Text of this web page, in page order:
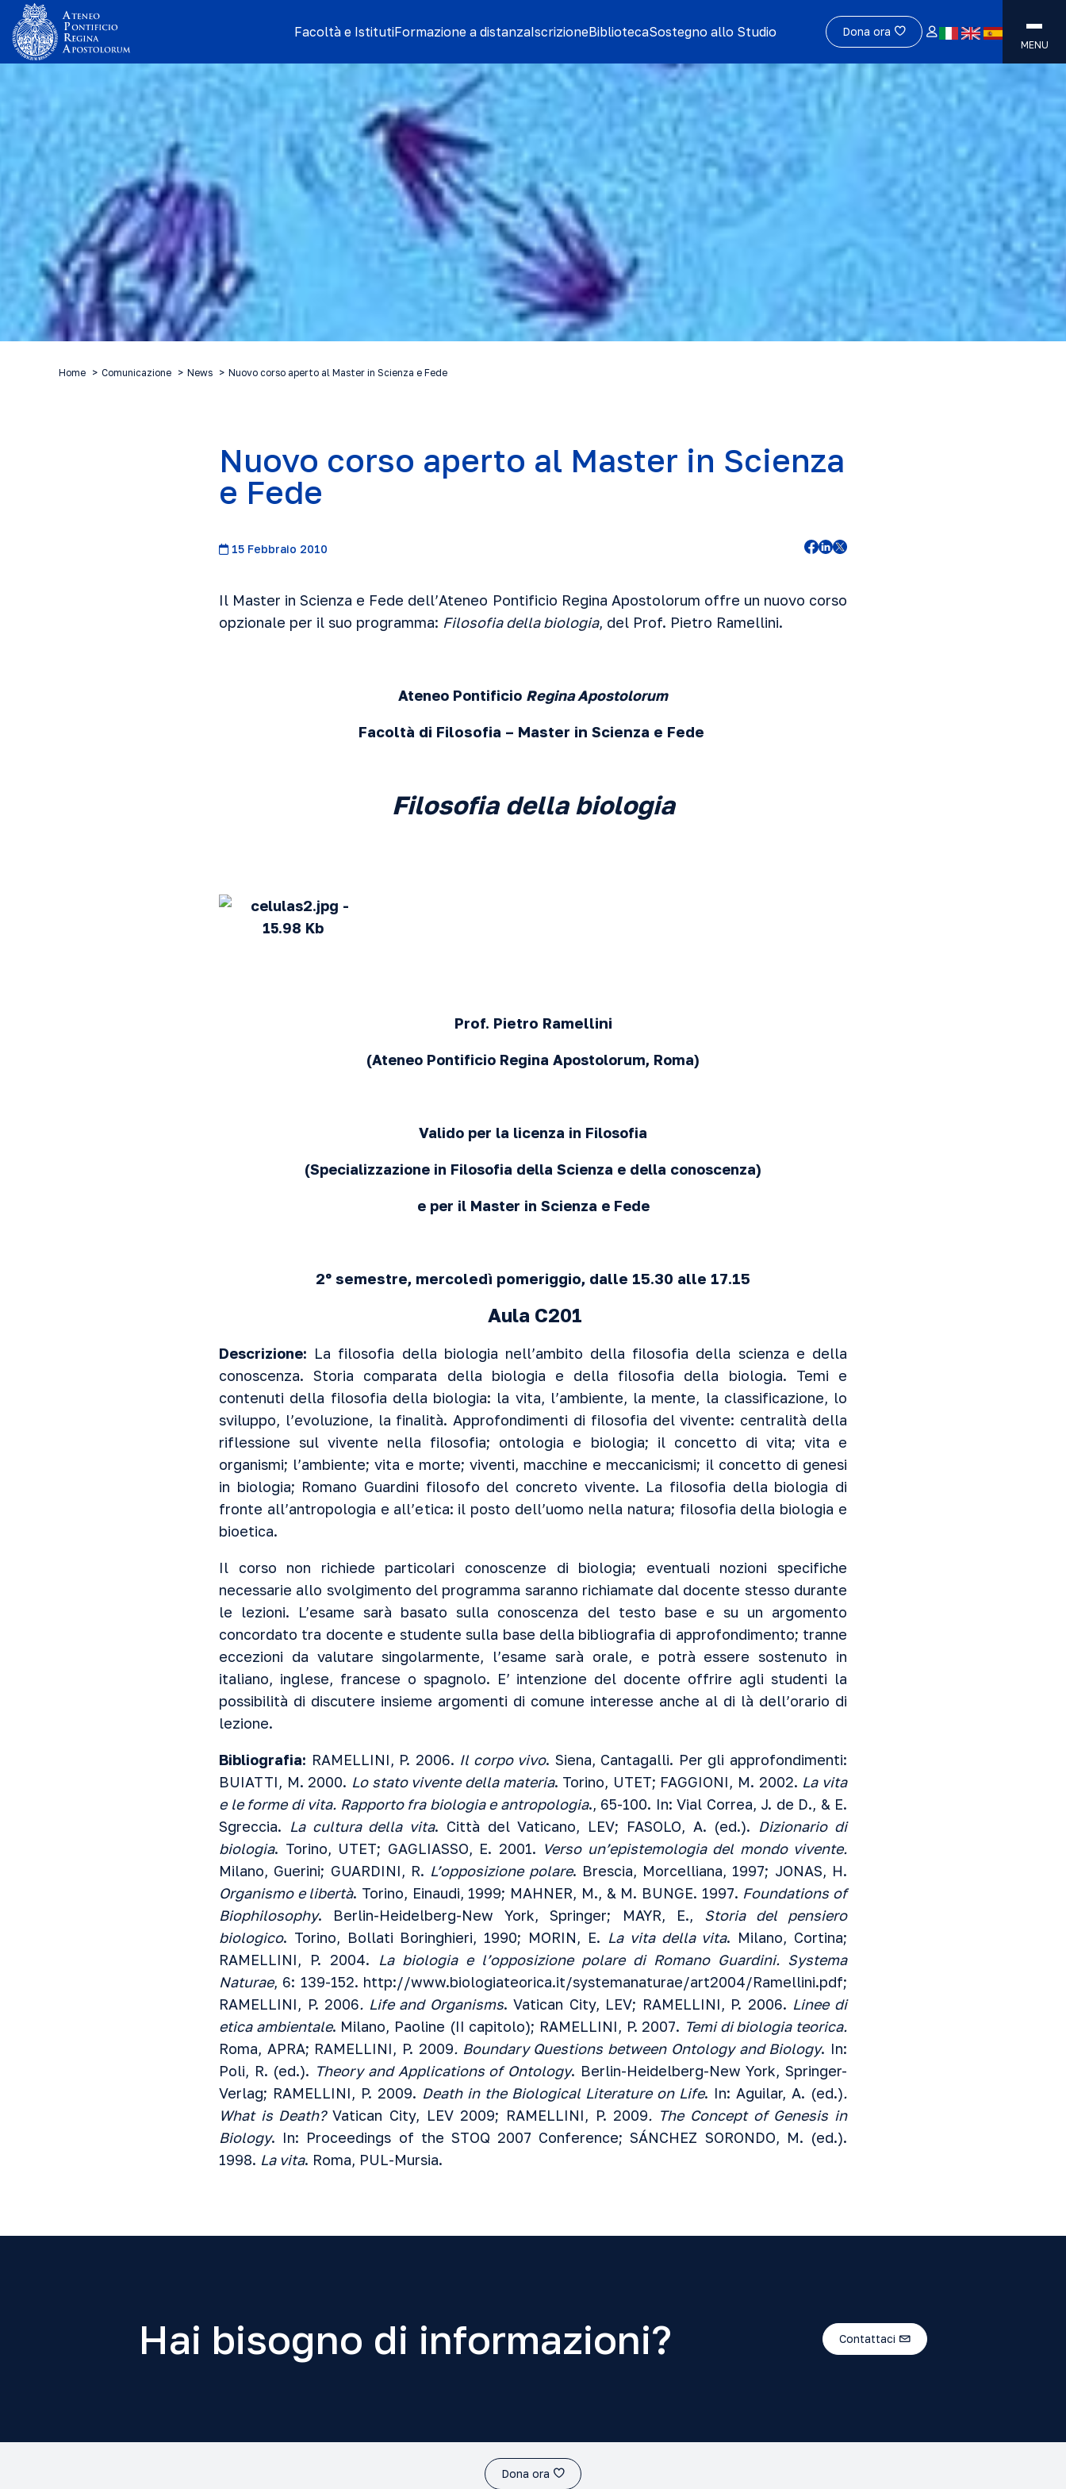
Facoltà e IstitutiFormazione a distanzaIscrizioneBibliotecaSostegno allo Studio Dona ora
MENU
Home Comunicazione News Nuovo corso aperto al Master in Scienza e Fede
Nuovo corso aperto al Master in Scienza
e Fede
15 Febbraio 2010
Il Master in Scienza e Fede dell’Ateneo Pontificio Regina Apostolorum offre un nuovo corso
opzionale per il suo programma: Filosofia della biologia, del Prof. Pietro Ramellini.
Ateneo Pontificio Regina Apostolorum
Facoltà di Filosofia – Master in Scienza e Fede
Filosofia della biologia
Prof. Pietro Ramellini
(Ateneo Pontificio Regina Apostolorum, Roma)
Valido per la licenza in Filosofia
(Specializzazione in Filosofia della Scienza e della conoscenza)
e per il Master in Scienza e Fede
2º semestre, mercoledì pomeriggio, dalle 15.30 alle 17.15
Aula C201
Descrizione: La filosofia della biologia nell’ambito della filosofia della scienza e della
conoscenza. Storia comparata della biologia e della filosofia della biologia. Temi e
contenuti della filosofia della biologia: la vita, l’ambiente, la mente, la classificazione, lo
sviluppo, l’evoluzione, la finalità. Approfondimenti di filosofia del vivente: centralità della
riflessione sul vivente nella filosofia; ontologia e biologia; il concetto di vita; vita e
organismi; l’ambiente; vita e morte; viventi, macchine e meccanicismi; il concetto di genesi
in biologia; Romano Guardini filosofo del concreto vivente. La filosofia della biologia di
fronte all’antropologia e all’etica: il posto dell’uomo nella natura; filosofia della biologia e
bioetica.
Il corso non richiede particolari conoscenze di biologia; eventuali nozioni specifiche
necessarie allo svolgimento del programma saranno richiamate dal docente stesso durante
le lezioni. L’esame sarà basato sulla conoscenza del testo base e su un argomento
concordato tra docente e studente sulla base della bibliografia di approfondimento; tranne
eccezioni da valutare singolarmente, l’esame sarà orale, e potrà essere sostenuto in
italiano, inglese, francese o spagnolo. E’ intenzione del docente offrire agli studenti la
possibilità di discutere insieme argomenti di comune interesse anche al di là dell’orario di
lezione.
Bibliografia: RAMELLINI, P. 2006. Il corpo vivo. Siena, Cantagalli. Per gli approfondimenti:
BUIATTI, M. 2000. Lo stato vivente della materia. Torino, UTET; FAGGIONI, M. 2002. La vita
e le forme di vita. Rapporto fra biologia e antropologia., 65-100. In: Vial Correa, J. de D., & E.
Sgreccia. La cultura della vita. Città del Vaticano, LEV; FASOLO, A. (ed.). Dizionario di
biologia. Torino, UTET; GAGLIASSO, E. 2001. Verso un’epistemologia del mondo vivente.
Milano, Guerini; GUARDINI, R. L’opposizione polare. Brescia, Morcelliana, 1997; JONAS, H.
Organismo e libertà. Torino, Einaudi, 1999; MAHNER, M., & M. BUNGE. 1997. Foundations of
Biophilosophy. Berlin-Heidelberg-New York, Springer; MAYR, E., Storia del pensiero
biologico. Torino, Bollati Boringhieri, 1990; MORIN, E. La vita della vita. Milano, Cortina;
RAMELLINI, P. 2004. La biologia e l’opposizione polare di Romano Guardini. Systema
Naturae, 6: 139-152. http://www.biologiateorica.it/systemanaturae/art2004/Ramellini.pdf;
RAMELLINI, P. 2006. Life and Organisms. Vatican City, LEV; RAMELLINI, P. 2006. Linee di
etica ambientale. Milano, Paoline (II capitolo); RAMELLINI, P. 2007. Temi di biologia teorica.
Roma, APRA; RAMELLINI, P. 2009. Boundary Questions between Ontology and Biology. In:
Poli, R. (ed.). Theory and Applications of Ontology. Berlin-Heidelberg-New York, Springer-
Verlag; RAMELLINI, P. 2009. Death in the Biological Literature on Life. In: Aguilar, A. (ed.).
What is Death?Vatican City, LEV 2009; RAMELLINI, P. 2009. The Concept of Genesis in
Biology. In: Proceedings of the STOQ 2007 Conference; SÁNCHEZ SORONDO, M. (ed.).
1998. La vita. Roma, PUL-Mursia.
Hai bisogno di informazioni? Contattaci
Dona ora